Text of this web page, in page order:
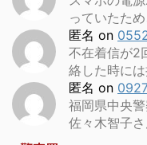
っていたた
匿名 on
不在着信が2
絡した時に
匿名 on
福岡県中央
佐々木智子